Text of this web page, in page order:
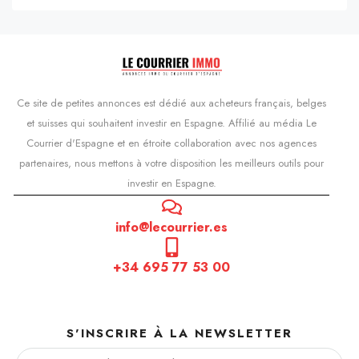
Ce site de petites annonces est dédié aux acheteurs français, belges
et suisses qui souhaitent investir en Espagne. Affilié au média Le
Courrier d'Espagne et en étroite collaboration avec nos agences
partenaires, nous mettons à votre disposition les meilleurs outils pour
investir en Espagne.
info@lecourrier.es
+34 695 77 53 00
S'INSCRIRE À LA NEWSLETTER